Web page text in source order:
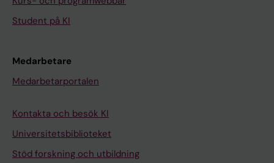
Student på KI
Medarbetare
Medarbetarportalen
Kontakta och besök KI
Universitetsbiblioteket
Stöd forskning och utbildning